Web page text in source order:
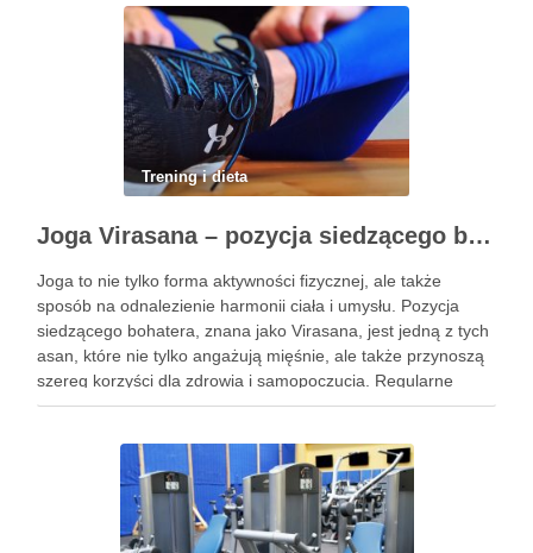
Trening i dieta
Joga Virasana – pozycja siedzącego bohatera i jej korzyści
Joga to nie tylko forma aktywności fizycznej, ale także
sposób na odnalezienie harmonii ciała i umysłu. Pozycja
siedzącego bohatera, znana jako Virasana, jest jedną z tych
asan, które nie tylko angażują mięśnie, ale także przynoszą
szereg korzyści dla zdrowia i samopoczucia. Regularne
praktykowanie tej pozycji może poprawić elastyczność